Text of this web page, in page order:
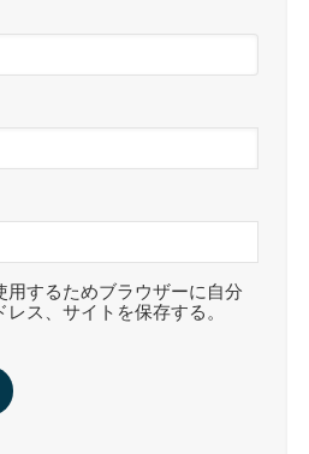
用するためブラウザーに自分
ス、サイトを保存する。